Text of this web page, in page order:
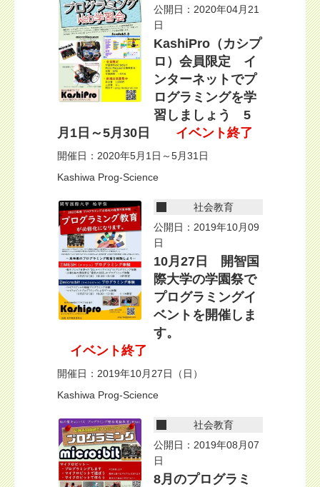
公開日：2020年04月21
日
KashiPro（カシプ
ロ）会員限定 イ
ンターネットでプ
ログラミングを学
習しましょう 5
月1日～5月30日
イベント終了
開催日：2020年5月1日～5月31日
Kashiwa Prog-Science
社会教育
公開日：2019年10月09
日
10月27日 開智国
際大学の学園祭で
プログラミングイ
ベントを開催しま
す。
イベント終了
開催日：2019年10月27日（日）
Kashiwa Prog-Science
社会教育
公開日：2019年08月07
日
8月のプログラミ